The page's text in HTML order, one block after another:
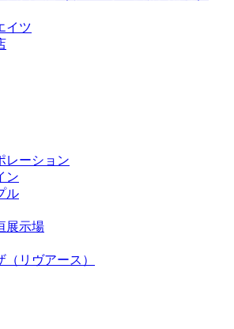
イツ
レーション
ン
ル
展示場
（リヴアース）